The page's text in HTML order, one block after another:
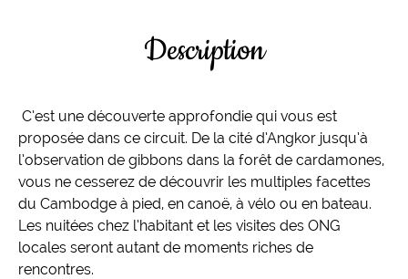
Description
C’est une découverte approfondie qui vous est
proposée dans ce circuit. De la cité d’Angkor jusqu’à
l’observation de gibbons dans la forêt de cardamones,
vous ne cesserez de découvrir les multiples facettes
du Cambodge à pied, en canoë, à vélo ou en bateau.
Les nuitées chez l’habitant et les visites des ONG
locales seront autant de moments riches de
rencontres.